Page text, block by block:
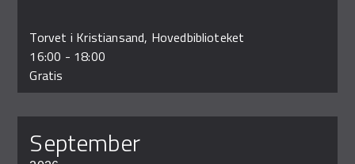
Torvet i Kristiansand, Hovedbiblioteket
16:00 - 18:00
Gratis
september